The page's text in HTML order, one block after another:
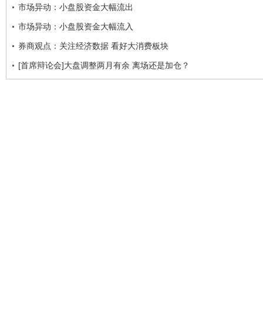
市场异动：小盘股资金大幅流出
市场异动：小盘股资金大幅流入
券商观点：关注经济数据 看好大消费板块
[首席辩论会]大盘调整两月有余 离场还是加仓？